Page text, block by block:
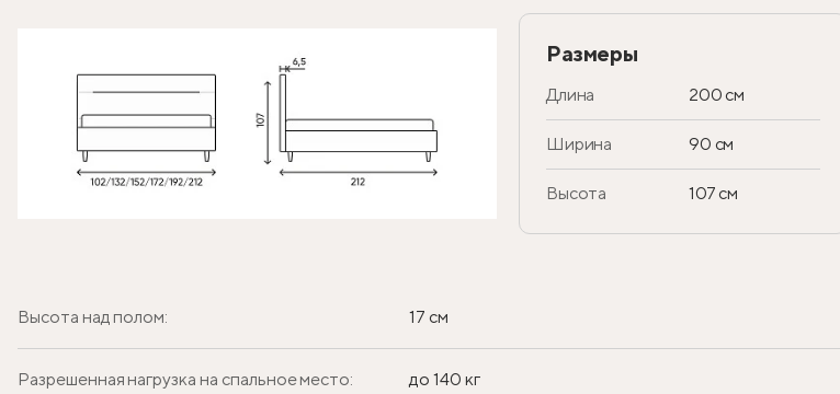
Размеры
Длина 200 см
Ширина 90 см
Высота 107 см
Высота над полом: 17 см
Разрешенная нагрузка на спальное место: до 140 кг